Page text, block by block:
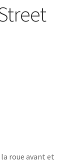
roue avant et